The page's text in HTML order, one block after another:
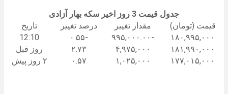
جدول قیمت 3 روز اخیر سکه بهار آزادی
قیمت (تومان)
مقدار تغییر درصد تغییر
تاریخ
۱۸۰,۹۹۵,۰۰۰
-۹۹۵,۰۰۰.۰۰ -۰.۵۵
12:10
۱۸۱,۹۹۰,۰۰۰
۴,۹۷۵,۰۰۰ ۲.۷۳
روز قبل
۱۷۷,۰۱۵,۰۰۰
۱,۰۲۵,۰۰۰ ۰.۵۷ ۲ روز پیش